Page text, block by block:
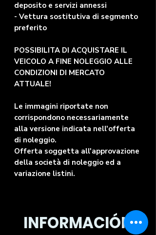
deposito e servizi annessi
- Vettura sostitutiva di segmento
preferito
POSSIBILITA DI ACQUISTARE IL
VEICOLO A FINE NOLEGGIO ALLE
CONDIZIONI DI MERCATO
ATTUALE!
Le immagini riportate non
corrispondono necessariamente
alla versione indicata nell'offerta
di noleggio.
Offerta soggetta all'approvazione
della società di noleggio ed a
variazione listini.
INFORMACIÓN